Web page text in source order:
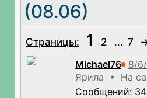
(08.06)
Страницы: 1 2 ... 7
Michael76
Ярила • На
Сообщений: 34